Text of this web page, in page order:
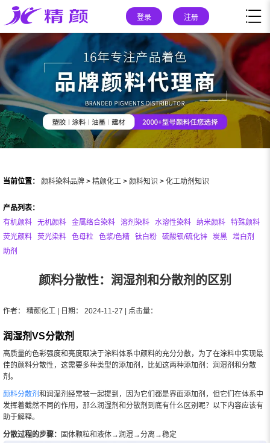
登录 注册
当前位置： 颜料染料品牌 > 精颜化工 > 颜料知识 > 化工助剂知识
产品列表：
有机颜料
无机颜料 金属络合染料 溶剂染料 水溶性染料 纳米颜料
特殊颜料
荧光颜料
荧光染料 色母粒 色浆/色精 钛白粉 硫酸钡/硫化锌 炭黑
增白剂
助剂
颜料分散性：润湿剂和分散剂的区别
作者： 精颜化工 | 日期： 2024-11-27 | 点击量：
润湿剂VS分散剂
高质量的色彩强度和亮度取决于涂料体系中颜料的充分分散，为了在涂料中实现最
佳的颜料分散性，这需要多种类型的添加剂，比如这两种添加剂：润湿剂和分散
剂。
颜料分散剂 和润湿剂经常被一起提到，因为它们都是界面添加剂，但它们在体系中
发挥着截然不同的作用，那么润湿剂和分散剂到底有什么区别呢？以下内容应该有
助于解释。
分散过程的步骤： 固体颗粒和液体→润湿→分离→稳定